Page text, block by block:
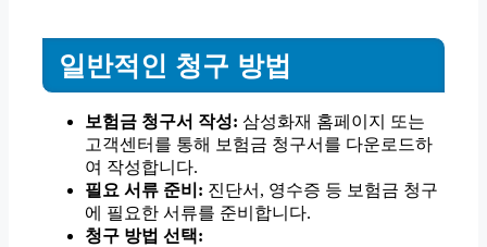
일반적인 청구 방법
보험금 청구서 작성: 삼성화재 홈페이지 또는
고객센터를 통해 보험금 청구서를 다운로드하
여 작성합니다.
필요 서류 준비: 진단서, 영수증 등 보험금 청구
에 필요한 서류를 준비합니다.
청구 방법 선택: